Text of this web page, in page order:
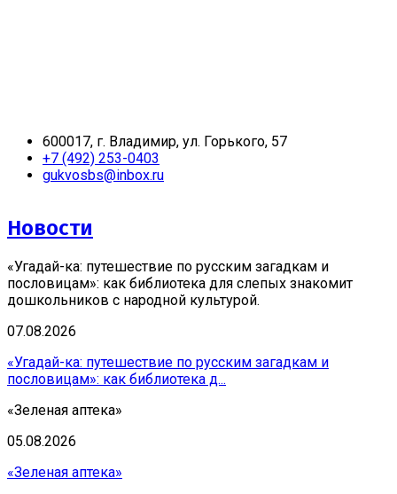
600017, г. Владимир, ул. Горького, 57
+7 (492) 253-0403
gukvosbs@inbox.ru
Новости
«Угадай-ка: путешествие по русским загадкам и
пословицам»: как библиотека для слепых знакомит
дошкольников с народной культурой.
07.08.2026
«Угадай-ка: путешествие по русским загадкам и
пословицам»: как библиотека д...
«Зеленая аптека»
05.08.2026
«Зеленая аптека»